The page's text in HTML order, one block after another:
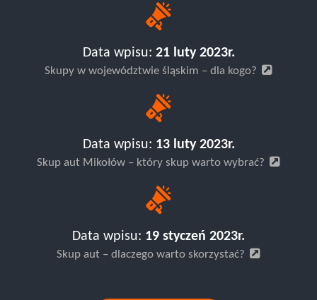
Data wpisu: 21 luty 2023r.
Skupy w województwie śląskim – dla kogo?
Data wpisu: 13 luty 2023r.
Skup aut Mikołów – który skup warto wybrać?
Data wpisu: 19 styczeń 2023r.
Skup aut – dlaczego warto skorzystać?